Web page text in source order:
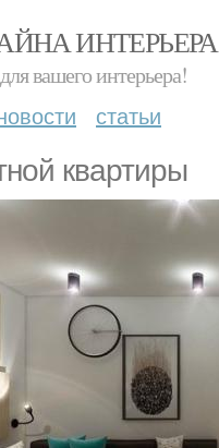
ИНТЕРЬЕРА
вашего интерьера!
статьи
квартиры